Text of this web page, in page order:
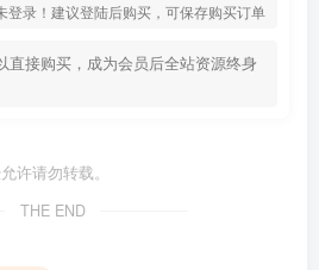
登录！建议登陆后购买，可保存购买订单
直接购买，成为会员后全站资源终身
许请勿转载。
THE END